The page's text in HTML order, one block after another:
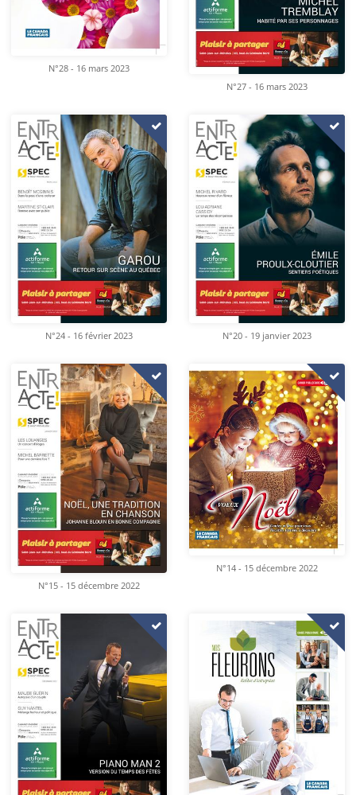
N°28 - 16 mars 2023
N°27 - 16 mars 2023
N°24 - 16 février 2023 N°20 - 19 janvier 2023
N°15 - 15 décembre 2022
N°14 - 15 décembre 2022